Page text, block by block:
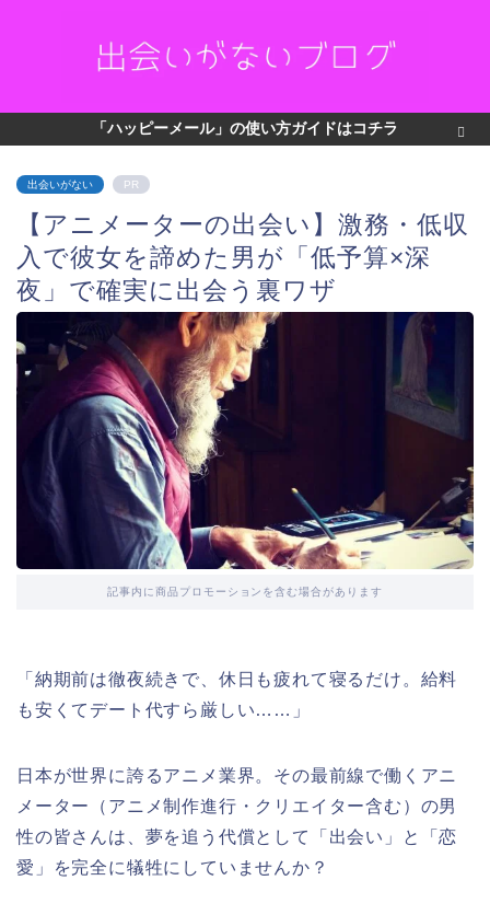
「ハッピーメール」の使い方ガイドはコチラ
出会いがない PR
【アニメーターの出会い】激務・低収
入で彼女を諦めた男が「低予算×深
夜」で確実に出会う裏ワザ
記事内に商品プロモーションを含む場合があります
「納期前は徹夜続きで、休日も疲れて寝るだけ。給料
も安くてデート代すら厳しい……」
日本が世界に誇るアニメ業界。その最前線で働くアニ
メーター（アニメ制作進行・クリエイター含む）の男
性の皆さんは、夢を追う代償として「出会い」と「恋
愛」を完全に犠牲にしていませんか？